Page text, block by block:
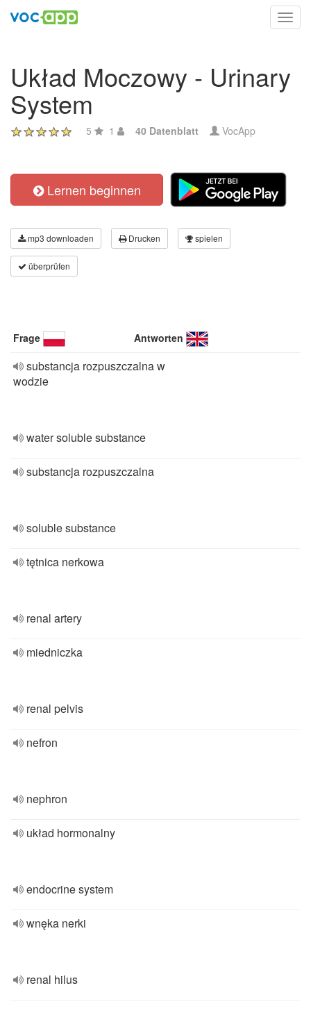
Układ Moczowy - Urinary
System
5 1 40 Datenblatt VocApp
Lernen beginnen
mp3 downloaden Drucken spielen
überprüfen
Frage Antworten
substancja rozpuszczalna w
wodzie
water soluble substance
substancja rozpuszczalna
soluble substance
tętnica nerkowa
renal artery
miedniczka
renal pelvis
nefron
nephron
układ hormonalny
endocrine system
wnęka nerki
renal hilus